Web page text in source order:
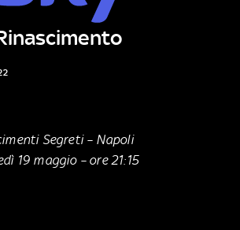
Segreti – Napoli
19 maggio – ore 21:15